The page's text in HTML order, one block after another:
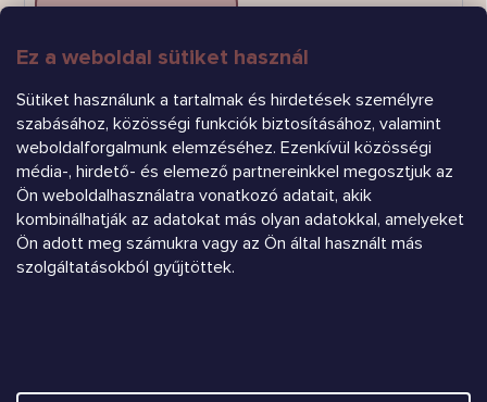
Ez a weboldal sütiket használ
Sütiket használunk a tartalmak és hirdetések személyre
szabásához, közösségi funkciók biztosításához, valamint
weboldalforgalmunk elemzéséhez. Ezenkívül közösségi
média-, hirdető- és elemező partnereinkkel megosztjuk az
Ön weboldalhasználatra vonatkozó adatait, akik
kombinálhatják az adatokat más olyan adatokkal, amelyeket
Ön adott meg számukra vagy az Ön által használt más
szolgáltatásokból gyűjtöttek.
FELIRATKOZÁS
Árukereső.hu